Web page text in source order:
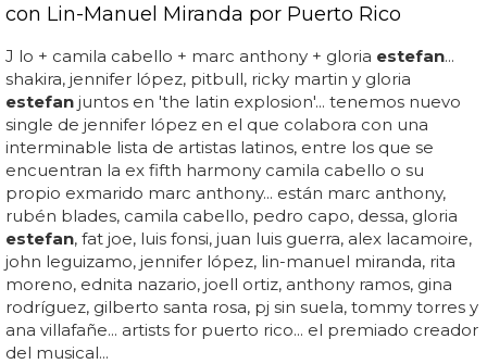
con Lin-Manuel Miranda por Puerto Rico
J lo + camila cabello + marc anthony + gloria estefan...
shakira, jennifer lópez, pitbull, ricky martin y gloria
estefan juntos en 'the latin explosion'... tenemos nuevo
single de jennifer lópez en el que colabora con una
interminable lista de artistas latinos, entre los que se
encuentran la ex fifth harmony camila cabello o su
propio exmarido marc anthony... están marc anthony,
rubén blades, camila cabello, pedro capo, dessa, gloria
estefan, fat joe, luis fonsi, juan luis guerra, alex lacamoire,
john leguizamo, jennifer lópez, lin-manuel miranda, rita
moreno, ednita nazario, joell ortiz, anthony ramos, gina
rodríguez, gilberto santa rosa, pj sin suela, tommy torres y
ana villafañe... artists for puerto rico... el premiado creador
del musical...